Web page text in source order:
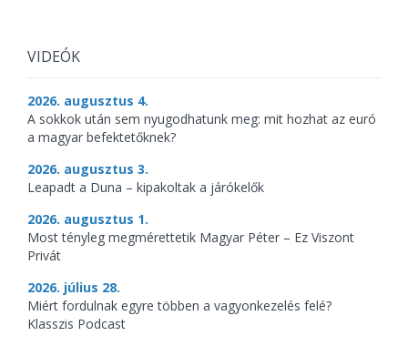
VIDEÓK
2026. augusztus 4.
A sokkok után sem nyugodhatunk meg: mit hozhat az euró
a magyar befektetőknek?
2026. augusztus 3.
Leapadt a Duna – kipakoltak a járókelők
2026. augusztus 1.
Most tényleg megmérettetik Magyar Péter – Ez Viszont
Privát
2026. július 28.
Miért fordulnak egyre többen a vagyonkezelés felé?
Klasszis Podcast